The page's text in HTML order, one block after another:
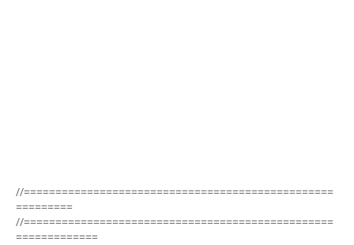
//=================================================
=========
//=================================================
=============